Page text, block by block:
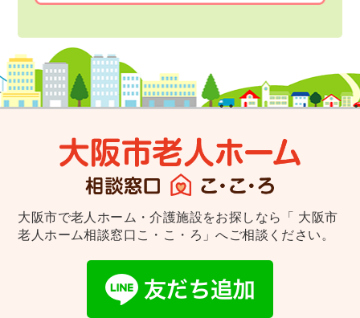
大阪市で老人ホーム・介護施設をお探しなら
「 大阪市
老人ホーム相談窓口こ・こ・ろ」へご相談ください。